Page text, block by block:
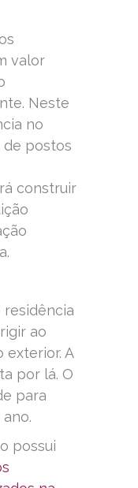
valor
Neste
no
de postos
construir
residência
ao
exterior. A
por lá. O
para
possui